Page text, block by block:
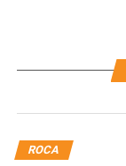
ROCA